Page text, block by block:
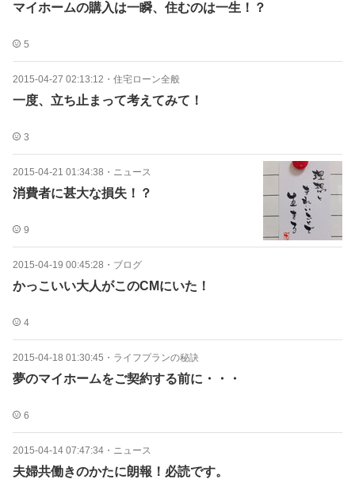
マイホームの購入は一瞬、住むのは一生！？
5
2015-04-27 02:13:12 ・ 住宅ローン全般
一度、立ち止まって考えてみて！
3
2015-04-21 01:34:38 ・ ニュース
消費者に甚大な損失！？
9
2015-04-19 00:45:28 ・ ブログ
かっこいい大人がこのCMにいた！
4
2015-04-18 01:30:45 ・ ライフプランの秘訣
夢のマイホームをご契約する前に・・・
6
2015-04-14 07:47:34 ・ ニュース
夫婦共働きのかたに朗報！必読です。